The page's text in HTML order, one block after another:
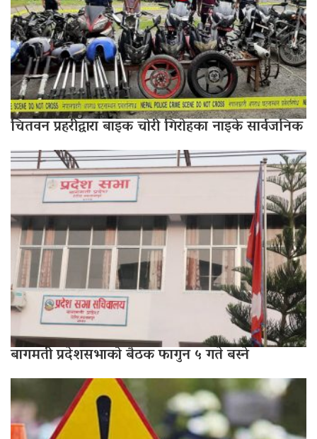
चितवन प्रहरीद्वारा बाइक चोरी गिरोहका नाइके सार्वजनिक
बागमती प्रदेशसभाको बैठक फागुन ५ गते बस्ने